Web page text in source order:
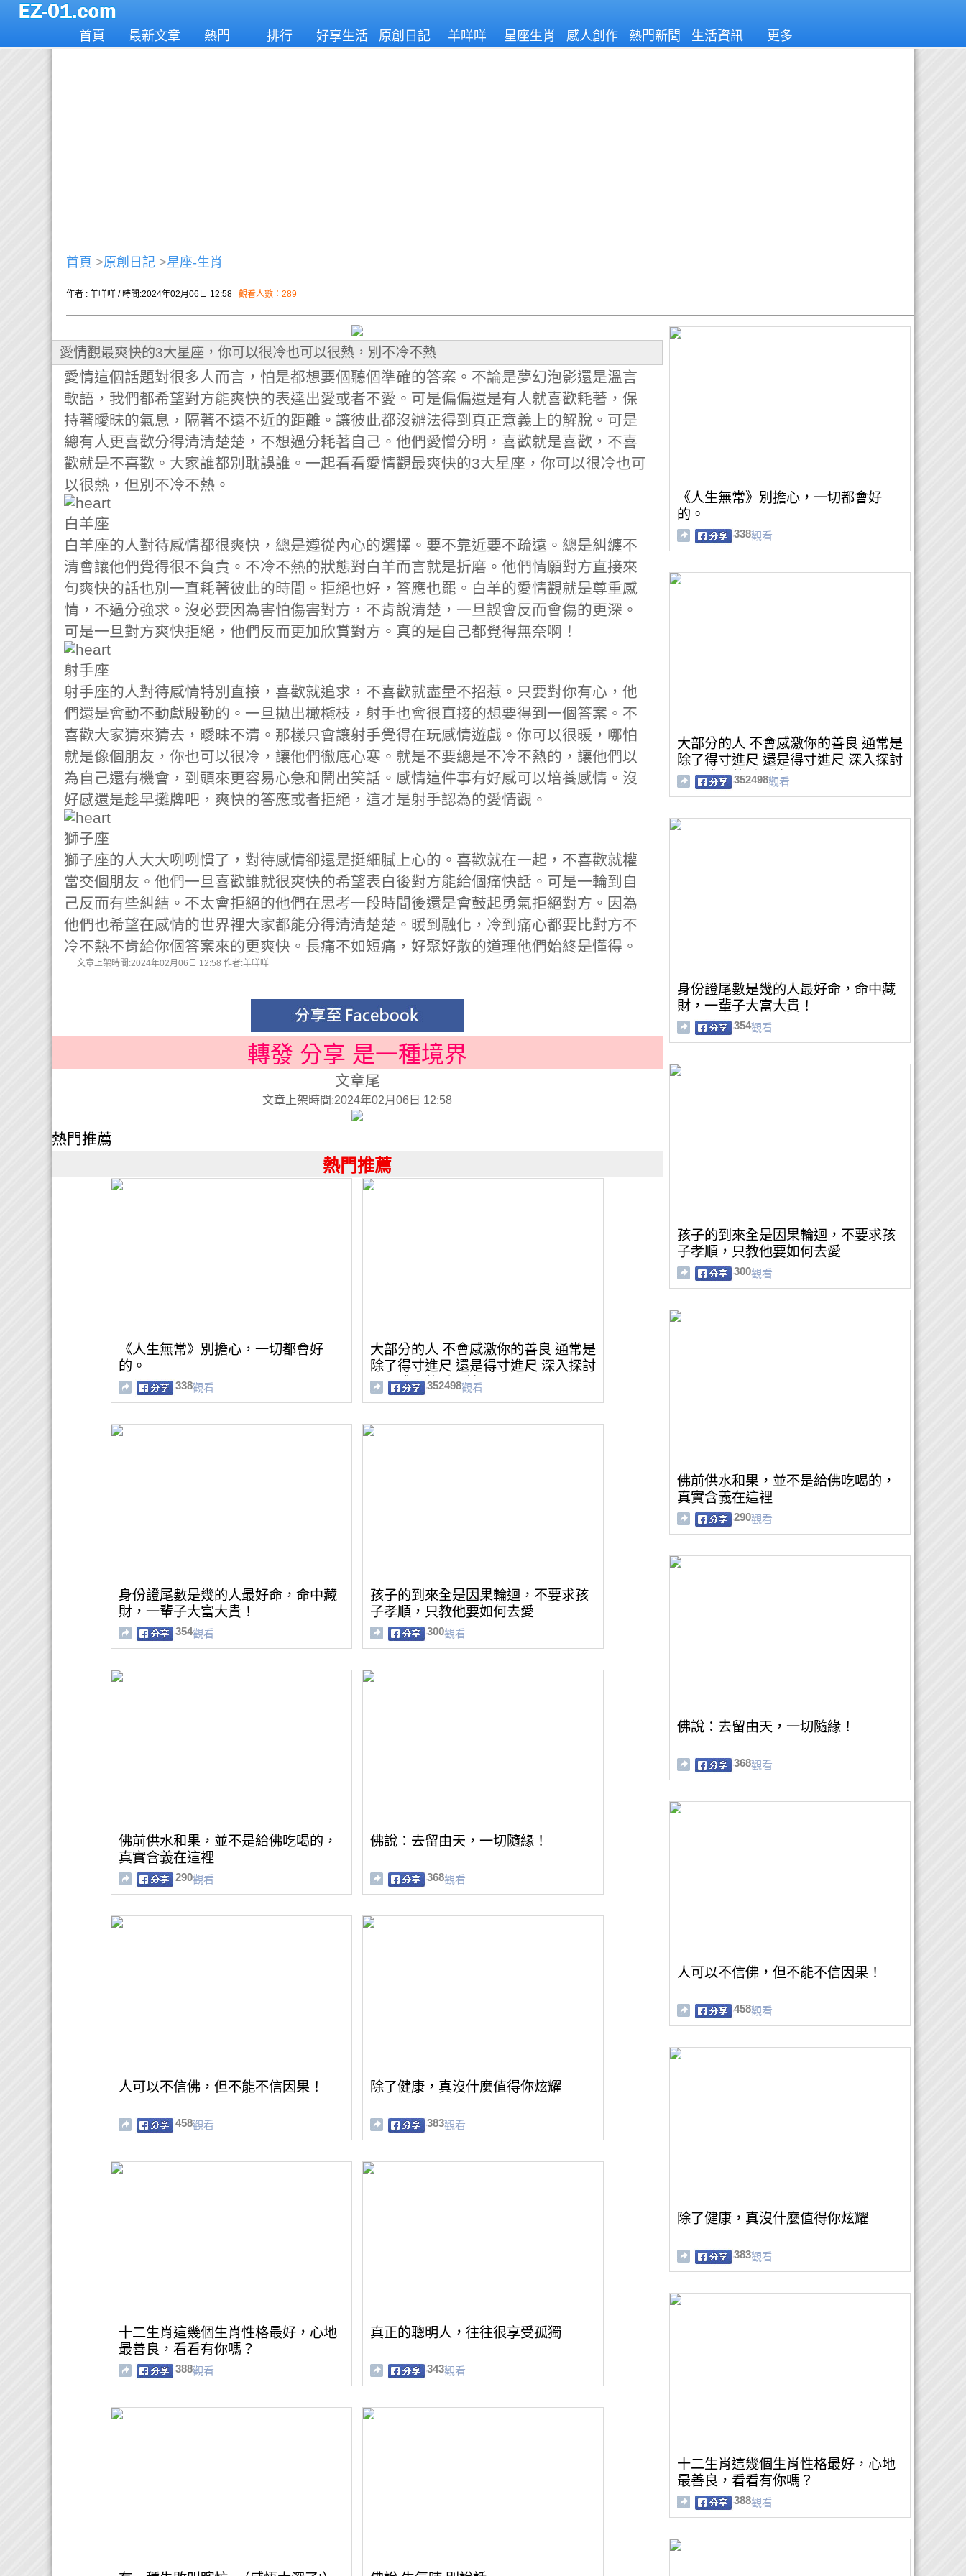
首頁 最新文章 熱門 排行 好享生活 原創日記 羊咩咩 星座生肖 感人創作 熱門新聞 生活資訊 更多
首頁 >原創日記 >星座-生肖
作者 : 羊咩咩 / 時間:2024年02月06日 12:58 觀看人數：289
愛情觀最爽快的3大星座，你可以很冷也可以很熱，別不冷不熱
愛情這個話題對很多人而言，怕是都想要個聽個準確的答案。不論是夢幻泡影還是溫言
軟語，我們都希望對方能爽快的表達出愛或者不愛。可是偏偏還是有人就喜歡耗著，保
持著曖昧的氣息，隔著不遠不近的距離。讓彼此都沒辦法得到真正意義上的解脫。可是
總有人更喜歡分得清清楚楚，不想過分耗著自己。他們愛憎分明，喜歡就是喜歡，不喜
歡就是不喜歡。大家誰都別耽誤誰。一起看看愛情觀最爽快的3大星座，你可以很冷也可
以很熱，但別不冷不熱。
白羊座
白羊座的人對待感情都很爽快，總是遵從內心的選擇。要不靠近要不疏遠。總是糾纏不
清會讓他們覺得很不負責。不冷不熱的狀態對白羊而言就是折磨。他們情願對方直接來
句爽快的話也別一直耗著彼此的時間。拒絕也好，答應也罷。白羊的愛情觀就是尊重感
情，不過分強求。沒必要因為害怕傷害對方，不肯說清楚，一旦誤會反而會傷的更深。
可是一旦對方爽快拒絕，他們反而更加欣賞對方。真的是自己都覺得無奈啊！
射手座
射手座的人對待感情特別直接，喜歡就追求，不喜歡就盡量不招惹。只要對你有心，他
們還是會動不動獻殷勤的。一旦拋出橄欖枝，射手也會很直接的想要得到一個答案。不
喜歡大家猜來猜去，曖昧不清。那樣只會讓射手覺得在玩感情遊戲。你可以很暖，哪怕
就是像個朋友，你也可以很冷，讓他們徹底心寒。就是不要總是不冷不熱的，讓他們以
為自己還有機會，到頭來更容易心急和鬧出笑話。感情這件事有好感可以培養感情。沒
好感還是趁早攤牌吧，爽快的答應或者拒絕，這才是射手認為的愛情觀。
獅子座
獅子座的人大大咧咧慣了，對待感情卻還是挺細膩上心的。喜歡就在一起，不喜歡就權
當交個朋友。他們一旦喜歡誰就很爽快的希望表白後對方能給個痛快話。可是一輪到自
己反而有些糾結。不太會拒絕的他們在思考一段時間後還是會鼓起勇氣拒絕對方。因為
他們也希望在感情的世界裡大家都能分得清清楚楚。暖到融化，冷到痛心都要比對方不
冷不熱不肯給你個答案來的更爽快。長痛不如短痛，好聚好散的道理他們始終是懂得。
文章上架時間:2024年02月06日 12:58 作者:羊咩咩
轉發 分享 是一種境界
文章尾
文章上架時間:2024年02月06日 12:58
熱門推薦
熱門推薦
《人生無常》別擔心，一切都會好
的。
338觀看
大部分的人 不會感激你的善良 通常是
除了得寸進尺 還是得寸進尺 深入探討
心靈成長的重要性
352498觀看
身份證尾數是幾的人最好命，命中藏
財，一輩子大富大貴！
354觀看
孩子的到來全是因果輪迴，不要求孩
子孝順，只教他要如何去愛
300觀看
佛前供水和果，並不是給佛吃喝的，
真實含義在這裡
290觀看
佛說：去留由天，一切隨緣！
368觀看
人可以不信佛，但不能不信因果！
458觀看
除了健康，真沒什麼值得你炫耀
383觀看
十二生肖這幾個生肖性格最好，心地
最善良，看看有你嗎？
388觀看
真正的聰明人，往往很享受孤獨
343觀看
《人生無常》別擔心，一切都會好
的。
338觀看
大部分的人 不會感激你的善良 通常是
除了得寸進尺 還是得寸進尺 深入探討
心靈成長的重要性
352498觀看
身份證尾數是幾的人最好命，命中藏
財，一輩子大富大貴！
354觀看
孩子的到來全是因果輪迴，不要求孩
子孝順，只教他要如何去愛
300觀看
佛前供水和果，並不是給佛吃喝的，
真實含義在這裡
290觀看
佛說：去留由天，一切隨緣！
368觀看
人可以不信佛，但不能不信因果！
458觀看
除了健康，真沒什麼值得你炫耀
383觀看
十二生肖這幾個生肖性格最好，心地
最善良，看看有你嗎？
388觀看